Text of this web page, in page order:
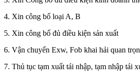
4. Xin công bố loại A, B
5. Xin công bố đủ điều kiện sản xuất
6. Vận chuyển Exw, Fob khai hải quan
7. Thủ tục tạm xuất tái nhập, tạm nhập tái